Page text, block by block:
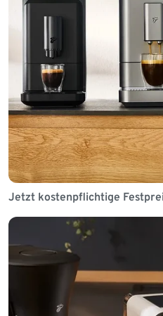
Jetzt kostenpflichtige